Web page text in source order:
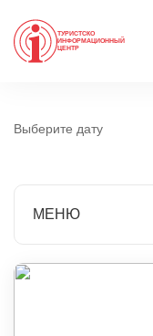
ТУРИСТСКО
ИНФОРМАЦИОННЫЙ
ЦЕНТР
Выберите дату
МЕНЮ